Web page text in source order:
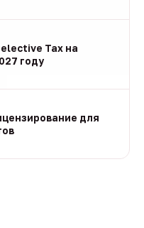
Tax на
году
для